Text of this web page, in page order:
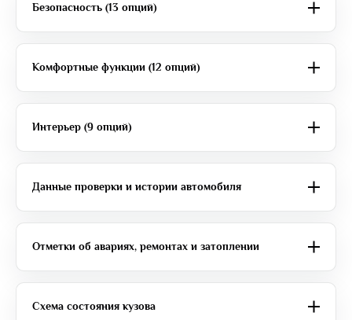
Безопасность (13 опций)
Комфортные функции (12 опций)
Интерьер (9 опций)
Данные проверки и истории автомобиля
Отметки об авариях, ремонтах и затоплении
Схема состояния кузова